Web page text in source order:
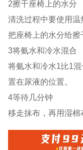
2擦干座椅上的水分
清洗过程中要使用
把座椅上的水分给擦
3将氨水和冷水混合
将氨水和冷水1比1
置在尿液的位置。
4等待几分钟
移走抹布，再用湿棉